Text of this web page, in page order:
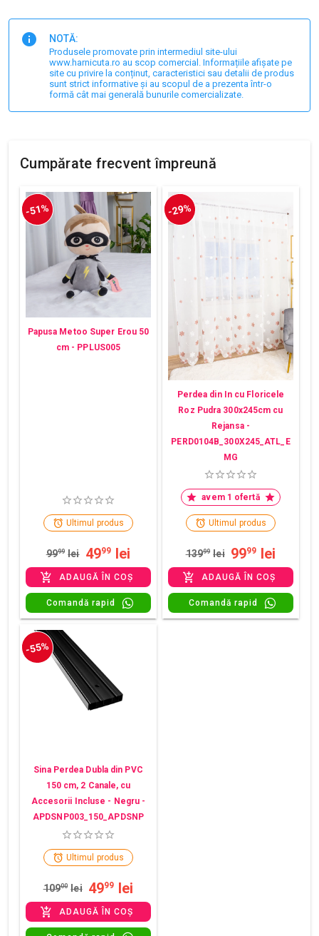
NOTĂ:
Produsele promovate prin intermediul site-ului
www.harnicuta.ro au scop comercial. Informațiile afișate pe
site cu privire la conținut, caracteristici sau detalii de produs
sunt strict informative și au scopul de a prezenta într-o
formă cât mai generală bunurile comercializate.
Cumpărate frecvent împreună
-51%
Papusa Metoo Super Erou 50
cm - PPLUS005
Ultimul produs
9999 lei 4999 lei
ADAUGĂ ÎN COȘ
Comandă rapid
-29%
Perdea din In cu Floricele
Roz Pudra 300x245cm cu
Rejansa -
PERD0104B_300X245_ATL_E
MG
avem 1 ofertă
Ultimul produs
13999 lei 9999 lei
ADAUGĂ ÎN COȘ
Comandă rapid
-55%
Sina Perdea Dubla din PVC
150 cm, 2 Canale, cu
Accesorii Incluse - Negru -
APDSNP003_150_APDSNP
Ultimul produs
10900 lei 4999 lei
ADAUGĂ ÎN COȘ